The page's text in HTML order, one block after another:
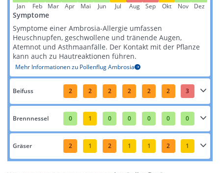
Jan Feb Mar Apr Mai Jun Jul Aug Sep Okt Nov Dez
Symptome
Symptome einer Ambrosia-Allergie umfassen
Heuschnupfen, geschwollene und tränende Augen,
Atemnot und Asthmaanfälle. Der Kontakt mit der Pflanze
kann auch zu Hautreaktionen führen​​.
Mehr Informationen zu Pollenflug Ambrosia
Beifuss 2 2 2 2 2 2 3
Brennnessel 0 1 0 0 0 0 0
Gräser 2 1 2 1 1 2 1